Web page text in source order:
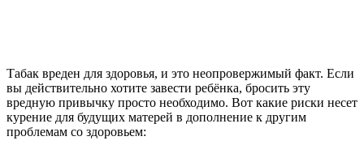
Табак вреден для здоровья, и это неопровержимый факт. Если
вы действительно хотите завести ребёнка, бросить эту
вредную привычку просто необходимо. Вот какие риски несет
курение для будущих матерей в дополнение к другим
проблемам со здоровьем: